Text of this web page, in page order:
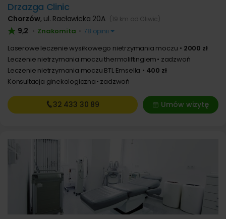
Drzazga Clinic
Chorzów, ul. Racławicka 20A (19 km od Gliwic)
9,2 • Znakomita • 78 opinii
Laserowe leczenie wysiłkowego nietrzymania moczu
2000 zł
Leczenie nietrzymania moczu thermoliftingiem zadzwoń
Leczenie nietrzymania moczu BTL Emsella
400 zł
Konsultacja ginekologiczna zadzwoń
Umów wizytę
32 433 30 89